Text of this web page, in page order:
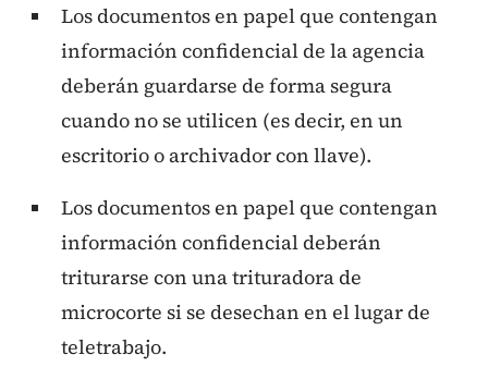
Los documentos en papel que contengan
información confidencial de la agencia
deberán guardarse de forma segura
cuando no se utilicen (es decir, en un
escritorio o archivador con llave).
Los documentos en papel que contengan
información confidencial deberán
triturarse con una trituradora de
microcorte si se desechan en el lugar de
teletrabajo.